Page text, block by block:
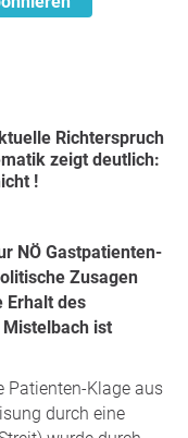
Millionen
mit Spitalsbetten
280 Spitalsbetten pro
110 Betten gekürzt
Mistelbach und
zeigt deutlich:
!
NÖ Gastpatienten-
Zusagen
Erhalt des
ist
Patienten-Klage aus
durch eine